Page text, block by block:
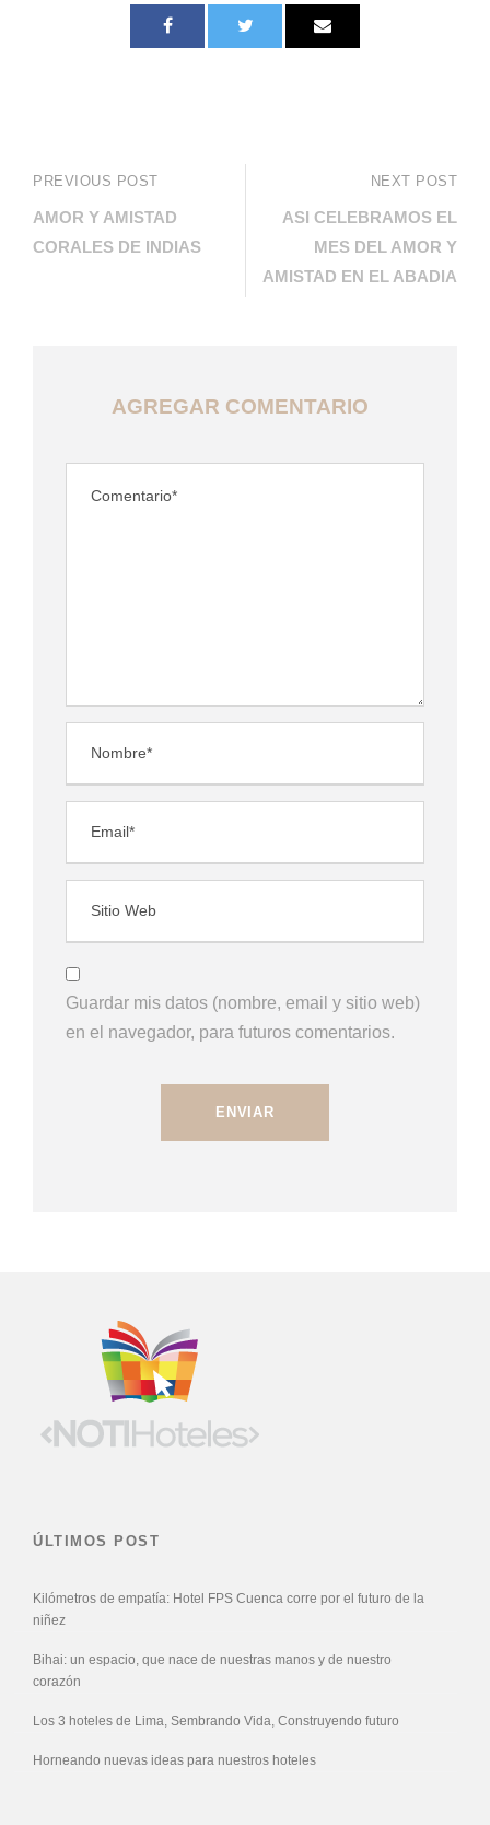
PREVIOUS POST
AMOR Y AMISTAD
CORALES DE INDIAS
NEXT POST
ASI CELEBRAMOS EL
MES DEL AMOR Y
AMISTAD EN EL ABADIA
AGREGAR COMENTARIO
Guardar mis datos (nombre, email y sitio web)
en el navegador, para futuros comentarios.
ÚLTIMOS POST
Kilómetros de empatía: Hotel FPS Cuenca corre por el futuro de la
niñez
Bihai: un espacio, que nace de nuestras manos y de nuestro
corazón
Los 3 hoteles de Lima, Sembrando Vida, Construyendo futuro
Horneando nuevas ideas para nuestros hoteles